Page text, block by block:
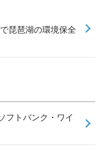
琵琶湖の環境保全
フトバンク・ワイ